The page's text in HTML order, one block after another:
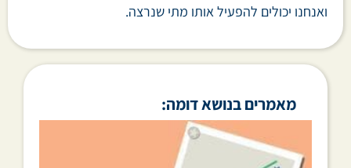
ואנחנו יכולים להפעיל אותו מתי שנרצה.
מאמרים בנושא דומה: